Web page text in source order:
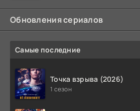
Обновления сериалов
Самые последние
Точка взрыва (2026)
1 сезон